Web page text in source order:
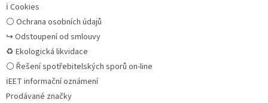
ℹ Cookies
⚪ Ochrana osobních údajů
↪ Odstoupení od smlouvy
♻ Ekologická likvidace
⚪ Řešení spotřebitelských sporů on-line
ℹEET informační oznámení
Prodávané značky